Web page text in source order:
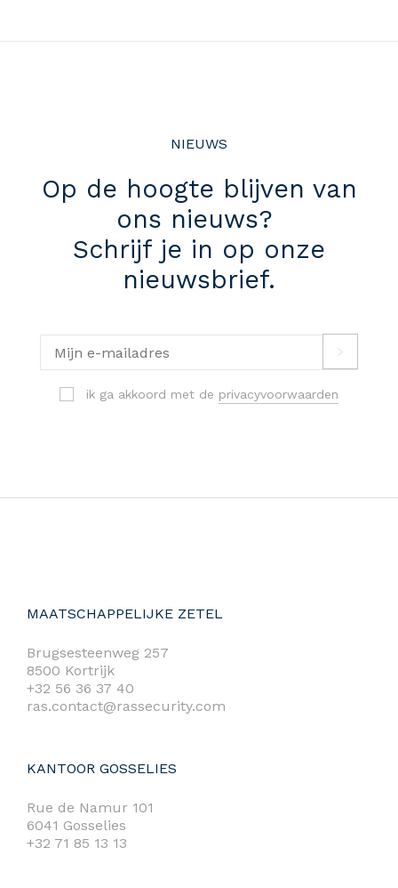
NIEUWS
Op de hoogte blijven van
ons nieuws?
Schrijf je in op onze
nieuwsbrief.
ik ga akkoord met de privacyvoorwaarden
MAATSCHAPPELIJKE ZETEL
Brugsesteenweg 257
8500 Kortrijk
+32 56 36 37 40
ras.contact@rassecurity.com
KANTOOR GOSSELIES
Rue de Namur 101
6041 Gosselies
+32 71 85 13 13